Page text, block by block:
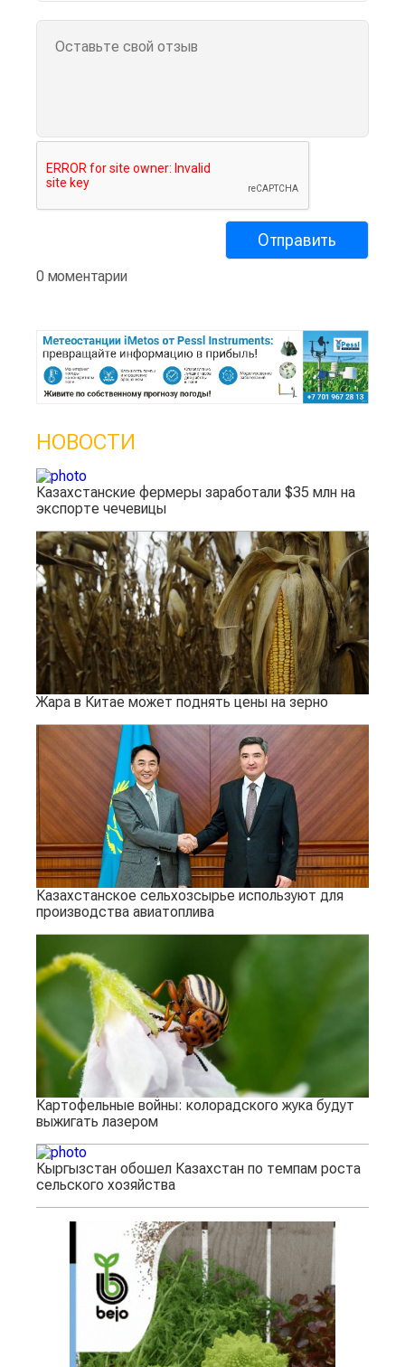
0 моментарии
НОВОСТИ
Казахстанские фермеры заработали $35 млн на
экспорте чечевицы
Жара в Китае может поднять цены на зерно
Казахстанское сельхозсырье используют для
производства авиатоплива
Картофельные войны: колорадского жука будут
выжигать лазером
Кыргызстан обошел Казахстан по темпам роста
сельского хозяйства